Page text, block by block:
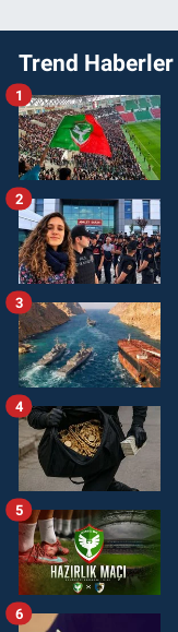
Trend Haberler
1
2
3
4
5
6